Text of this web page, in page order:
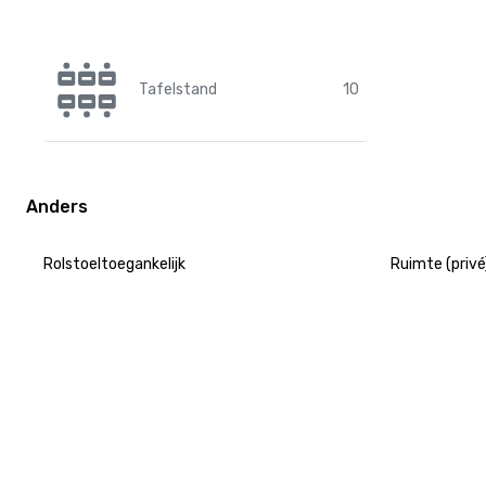
Tafelstand 10
Anders
Rolstoeltoegankelijk Ruimte